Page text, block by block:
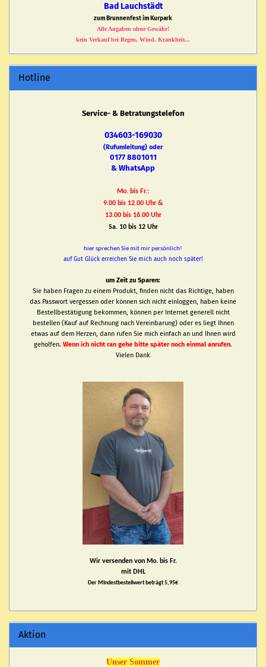
Bad Lauchstädt
zum Brunnenfest im Kurpark
Alle Angaben ohne Gewähr!
kein Verkauf bei Regen, Wind, Krankheit...
Hotline
Service- & Betratungstelefon
034603-169030
(Rufumleitung) oder
0177 8801011
& WhatsApp
Mo. bis Fr.:
9.00 bis 12.00 Uhr &
13.00 bis 16.00 Uhr
Sa. 10 bis 12 Uhr
hier sprechen Sie mit mir persönlich!
auf Gut Glück erreichen Sie mich auch noch später!
um Zeit zu Sparen:
Sie haben Fragen zu einem Produkt, finden nicht das Richtige, haben
das Passwort vergessen oder können sich nicht einloggen, haben keine
Bestellbestätigung bekommen, können per Internet generell nicht
bestellen (Kauf auf Rechnung nach Vereinbarung) oder es liegt Ihnen
etwas auf dem Herzen, dann rufen Sie mich einfach an und Ihnen wird
geholfen. Wenn ich nicht ran gehe bitte später noch einmal anrufen.
Vielen Dank
Wir versenden von Mo. bis Fr.
mit DHL
Der Mindestbestellwert beträgt 5,95€
Aktion
Unser Sommer